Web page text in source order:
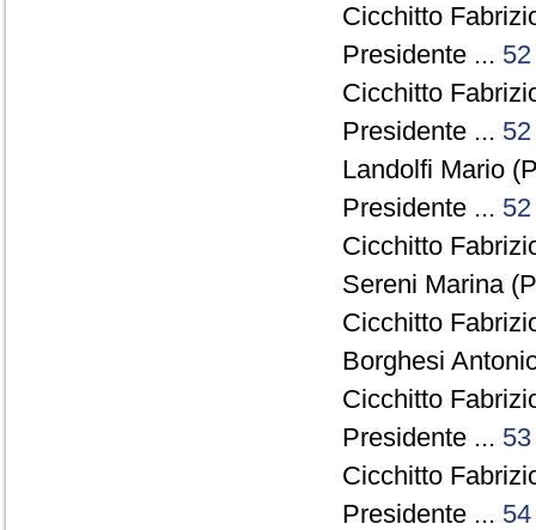
Cicchitto
Presidente ... 52
Cicchitto
Presidente ... 52
Landolfi Mario
Presidente ... 52
Cicchitto
Sereni Marina
Cicchitto
Borghesi
Cicchitto
Presidente ... 53
Cicchitto
Presidente ... 54